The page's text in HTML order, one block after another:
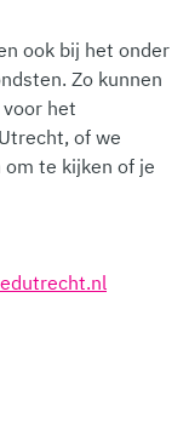
ook bij het onder
Zo kunnen
het
of we
te kijken of je